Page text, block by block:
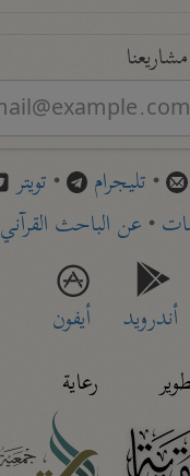
• تليجرام • تويتر
• عن الباحث القرآني
أندرويد
أيفون
رعاية